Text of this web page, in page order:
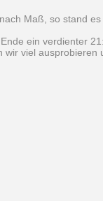
Maß, so stand
ein verdienter
viel ausprobieren